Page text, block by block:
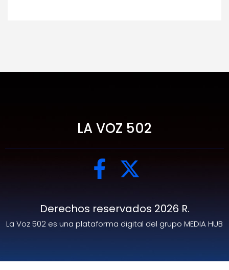
LA VOZ 502
Derechos reservados 2026 R.
La Voz 502 es una plataforma digital del grupo MEDIA HUB